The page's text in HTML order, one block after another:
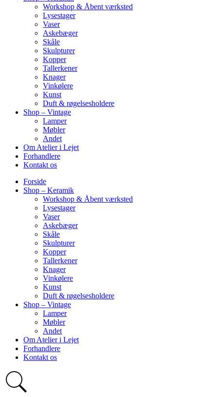
Workshop & Åbent værksted
Lysestager
Vaser
Askebæger
Skåle
Skulpturer
Kopper
Tallerkener
Knager
Vinkølere
Kunst
Duft & røgelsesholdere
Shop – Vintage
Lamper
Møbler
Andet
Om Atelier i Lejet
Forhandlere
Kontakt os
Forside
Shop – Keramik
Workshop & Åbent værksted
Lysestager
Vaser
Askebæger
Skåle
Skulpturer
Kopper
Tallerkener
Knager
Vinkølere
Kunst
Duft & røgelsesholdere
Shop – Vintage
Lamper
Møbler
Andet
Om Atelier i Lejet
Forhandlere
Kontakt os